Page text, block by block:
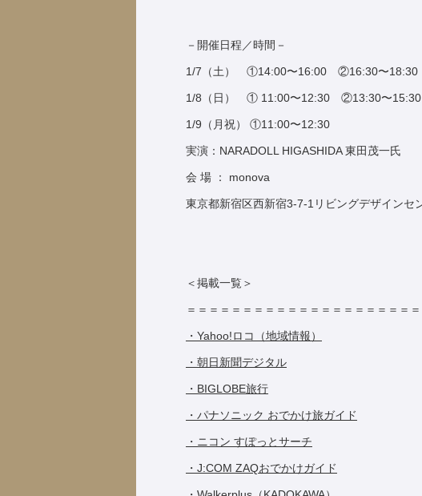
－開催日程／時間－
1/7（土） ①14:00〜16:00 ②16:30〜18:30
1/8（日） ① 11:00〜12:30 ②13:30〜
1/9（月祝） ①11:00〜12:30
実演：NARADOLL HIGASHIDA 東田茂一氏
会 場 ： monova
東京都新宿区西新宿3-7-1リビングデザインセ
＜掲載一覧＞
＝＝＝＝＝＝＝＝＝＝＝＝＝＝＝＝＝＝＝＝
・Yahoo!ロコ（地域情報）
・朝日新聞デジタル
・BIGLOBE旅行
・パナソニック おでかけ旅ガイド
・ニコン すぽっとサーチ
・J:COM ZAQおでかけガイド